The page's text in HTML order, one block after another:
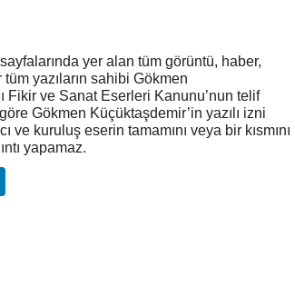
yer alan tüm görüntü, haber,
yazıların sahibi Gökmen
Fikir ve Sanat Eserleri Kanunu’nun telif
Gökmen Küçüktaşdemir’in yazılı izni
ve kuruluş eserin tamamını veya bir kısmını
yapamaz.